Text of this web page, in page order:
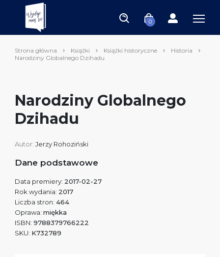
0
Strona główna Książki Książki historyczne
Historia
Narodziny Globalnego Dzihadu
Narodziny Globalnego
Dzihadu
Autor: Jerzy Rohoziński
Dane podstawowe
Data premiery: 2017-02-27
Rok wydania: 2017
Liczba stron: 464
Oprawa: miękka
ISBN: 9788379766222
SKU: K732789